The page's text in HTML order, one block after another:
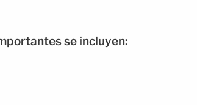
se incluyen: